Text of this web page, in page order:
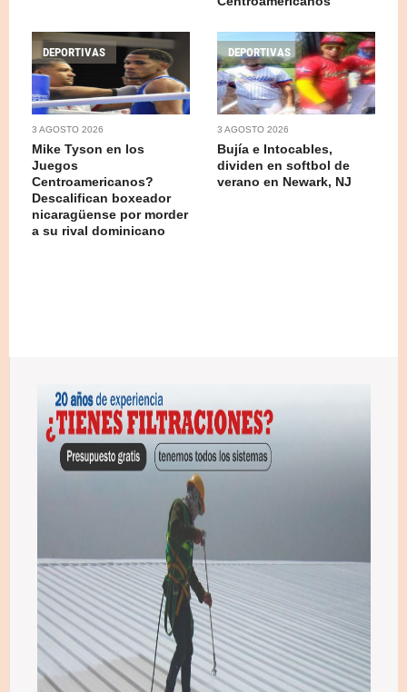
DEPORTIVAS
3 AGOSTO 2026
Mike Tyson en los
Juegos
Centroamericanos?
Descalifican boxeador
nicaragüense por morder
a su rival dominicano
DEPORTIVAS
3 AGOSTO 2026
Bujía e Intocables,
dividen en softbol de
verano en Newark, NJ